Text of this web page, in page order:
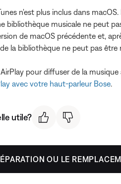
n'est plus inclus dans
bibliothèque musicale ne peut
de macOS précédente et,
la bibliothèque ne peut pas être
pour diffuser de la
avec votre haut-parleur Bose
utile?
OU LE